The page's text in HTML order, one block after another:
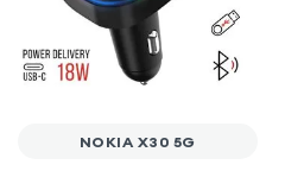
NOKIA X30 5G